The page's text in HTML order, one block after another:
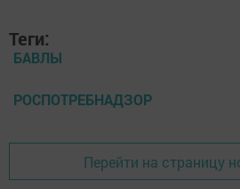
Теги:
БАВЛЫ
РОСПОТРЕБНАДЗОР
Перейти на страницу